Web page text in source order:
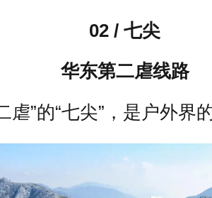
02 / 七尖
华东第二虐线路
虐”的“七尖”，是户外界